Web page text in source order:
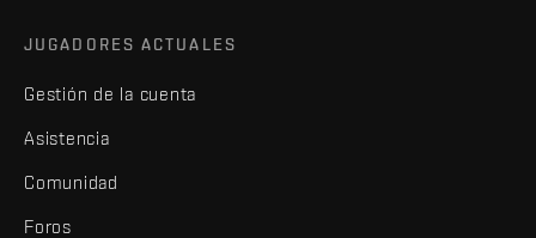
JUGADORES ACTUALES
Gestión de la cuenta
Asistencia
Comunidad
Foros